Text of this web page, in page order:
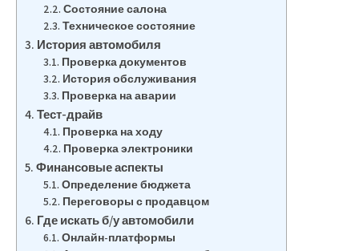
Состояние салона
Техническое состояние
История автомобиля
Проверка документов
История обслуживания
Проверка на аварии
Тест-драйв
Проверка на ходу
Проверка электроники
Финансовые аспекты
Определение бюджета
Переговоры с продавцом
Где искать б/у автомобили
Онлайн-платформы